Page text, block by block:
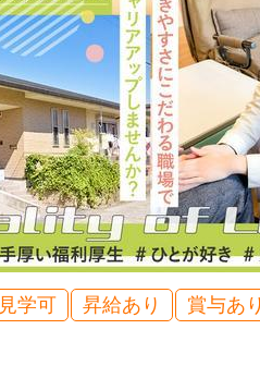
見学可 昇給あり 賞与あ